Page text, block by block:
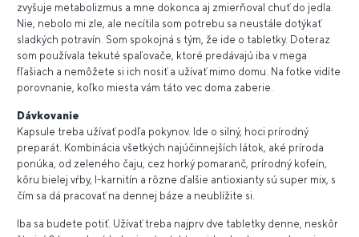
zvyšuje metabolizmus a mne dokonca aj zmierňoval chuť do jedla.
Nie, nebolo mi zle, ale necítila som potrebu sa neustále dotýkať
sladkých potravín. Som spokojná s tým, že ide o tabletky. Doteraz
som používala tekuté spaľovače, ktoré predávajú iba v mega
fľašiach a nemôžete si ich nosiť a užívať mimo domu. Na fotke vidíte
porovnanie, koľko miesta vám táto vec doma zaberie.
Dávkovanie
Kapsule treba užívať podľa pokynov. Ide o silný, hoci prírodný
preparát. Kombinácia všetkých najúčinnejších látok, aké príroda
ponúka, od zeleného čaju, cez horký pomaranč, prírodný kofeín,
kôru bielej vŕby, l-karnitín a rôzne ďalšie antioxianty sú super mix, s
čím sa dá pracovať na dennej báze a neublížite si.
Iba sa budete potiť. Užívať treba najprv dve tabletky denne, neskôr